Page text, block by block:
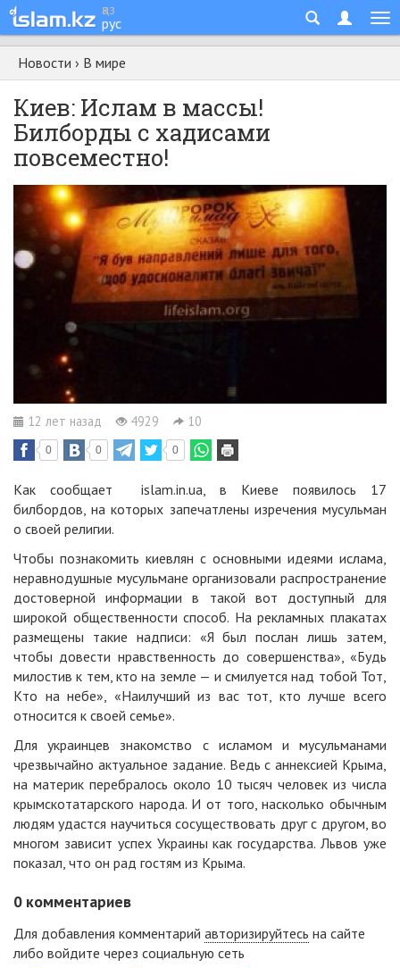
қаз
рус
Новости › В мире
Киев: Ислам в массы!
Билборды с хадисами
повсеместно!
12 лет назад 4929 10
0 0 0
Как сообщает islam.in.ua, в Киеве появилось 17
билбордов, на которых запечатлены изречения мусульман
о своей религии.
Чтобы познакомить киевлян с основными идеями ислама,
неравнодушные мусульмане организовали распространение
достоверной информации в такой вот доступный для
широкой общественности способ. На рекламных плакатах
размещены такие надписи: «Я был послан лишь затем,
чтобы довести нравственность до совершенства», «Будь
милостив к тем, кто на земле — и смилуется над тобой Тот,
Кто на небе», «Наилучший из вас тот, кто лучше всего
относится к своей семье».
Для украинцев знакомство с исламом и мусульманами
чрезвычайно актуальное задание. Ведь с аннексией Крыма,
на материк перебралось около 10 тысяч человек из числа
крымскотатарского народа. И от того, насколько обычным
людям удастся научиться сосуществовать друг с другом, во
многом зависит успех Украины как государства. Львов уже
показал, что он рад гостям из Крыма.
0 комментариев
Для добавления комментарий авторизируйтесь на сайте
либо войдите через социальную сеть